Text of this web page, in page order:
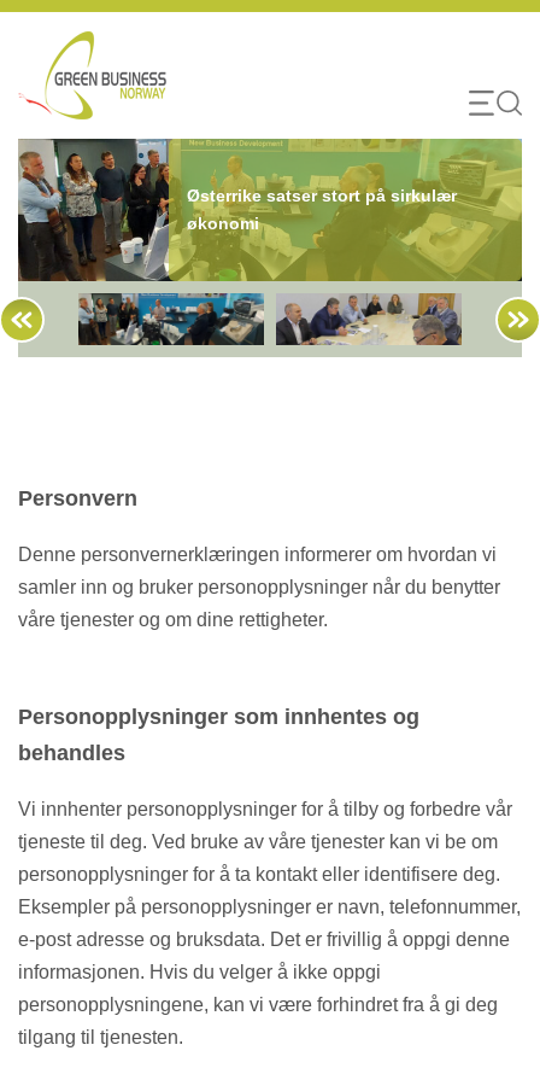
Skip
content
Østerrike satser stort på sirkulær
økonomi
Personvern
Denne personvernerklæringen informerer om hvordan vi
samler inn og bruker personopplysninger når du benytter
våre tjenester og om dine rettigheter.
Personopplysninger som innhentes og
behandles
Vi innhenter personopplysninger for å tilby og forbedre vår
tjeneste til deg. Ved bruke av våre tjenester kan vi be om
personopplysninger for å ta kontakt eller identifisere deg.
Eksempler på personopplysninger er navn, telefonnummer,
e-post adresse og bruksdata. Det er frivillig å oppgi denne
informasjonen. Hvis du velger å ikke oppgi
personopplysningene, kan vi være forhindret fra å gi deg
tilgang til tjenesten.